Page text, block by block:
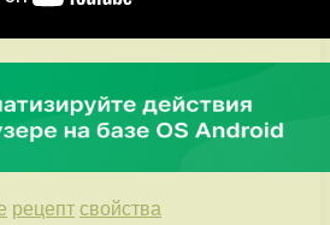
рецепт свойства